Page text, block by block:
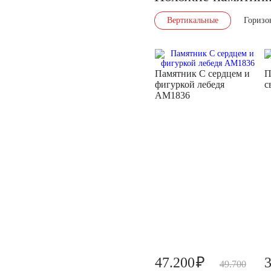
Вертикальные
Памятник С сердцем и
фигуркой лебедя
AM1836
49.700
47.200₽